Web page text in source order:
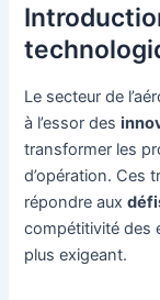
Le secteur de
à l’essor des
transformer les
d’opération. Ces
répondre aux
compétitivité des
plus exigeant.